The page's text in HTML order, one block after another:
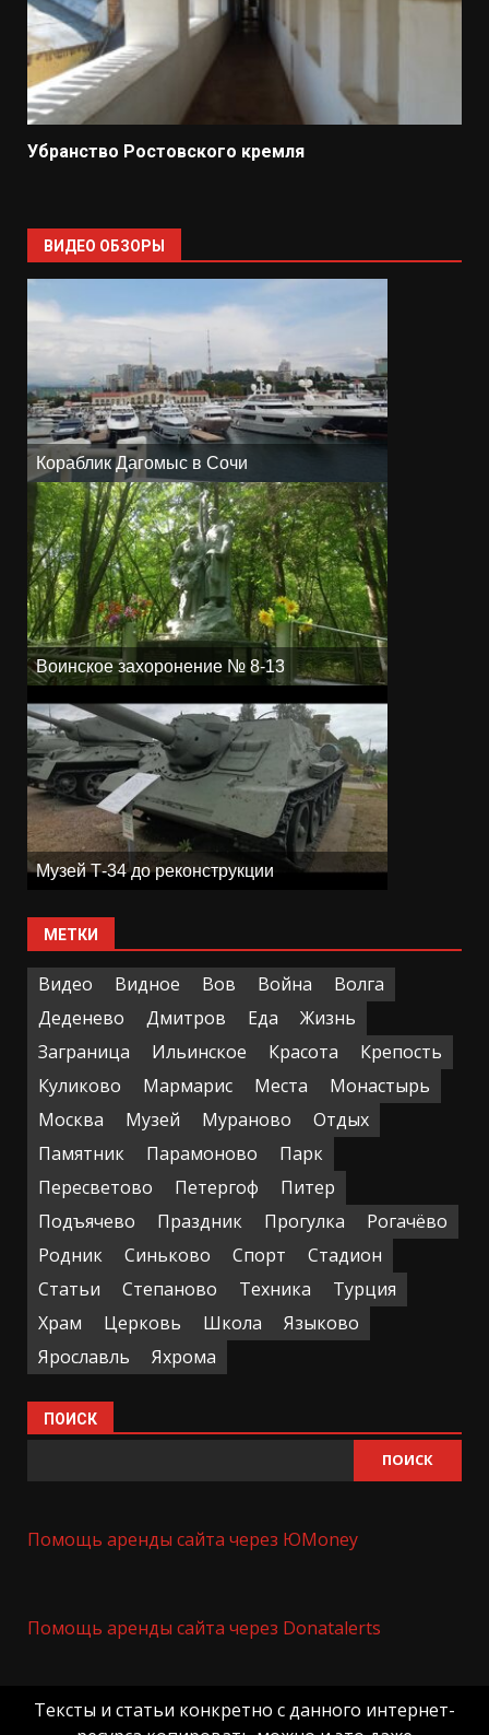
Убранство Ростовского кремля
ВИДЕО ОБЗОРЫ
Кораблик Дагомыс в Сочи
Воинское захоронение № 8-13
Музей Т-34 до реконструкции
МЕТКИ
Видео Видное Вов Война
Волга
Деденево
Дмитров Еда
Жизнь
Заграница
Ильинское Красота
Крепость
Куликово
Мармарис Места
Монастырь
Москва
Музей Мураново
Отдых
Памятник
Парамоново
Парк
Пересветово
Петергоф
Питер
Подъячево
Праздник Прогулка
Рогачёво
Родник
Синьково Спорт
Стадион
Статьи
Степаново Техника
Турция
Храм
Церковь Школа
Языково
Ярославль
Яхрома
ПОИСК
ПОИСК
Помощь аренды сайта через ЮMoney
Помощь аренды сайта через Donatalerts
Тексты и статьи конкретно с данного интернет-